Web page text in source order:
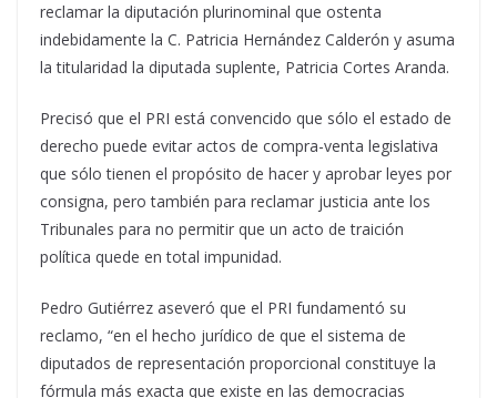
reclamar la diputación plurinominal que ostenta
indebidamente la C. Patricia Hernández Calderón y asuma
la titularidad la diputada suplente, Patricia Cortes Aranda.
Precisó que el PRI está convencido que sólo el estado de
derecho puede evitar actos de compra-venta legislativa
que sólo tienen el propósito de hacer y aprobar leyes por
consigna, pero también para reclamar justicia ante los
Tribunales para no permitir que un acto de traición
política quede en total impunidad.
Pedro Gutiérrez aseveró que el PRI fundamentó su
reclamo, “en el hecho jurídico de que el sistema de
diputados de representación proporcional constituye la
fórmula más exacta que existe en las democracias